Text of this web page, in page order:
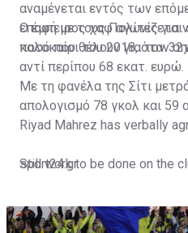
αναμένεται εντός των
επαφή με τους Πολίτες για
ποσό που θέλουν για τον
Ο έμπειρος χαφ
καλοκαίρι του 2018, όταν
αντί περίπου 68 εκατ. ευρώ.
Με τη φανέλα της Σίτι
απολογισμό 78 γκολ και 59
Riyad Mahrez has verbally
Still work to be done on the
Not a done deal yet, but
sport24.gr